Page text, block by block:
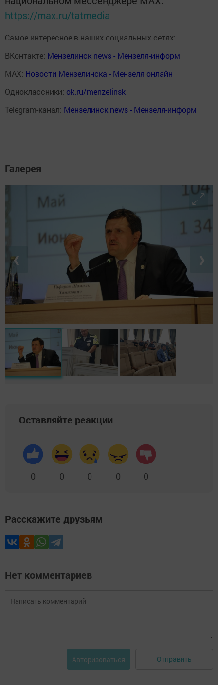
https://max.ru/tatmedia
Самое интересное в наших социальных сетях:
ВКонтакте: Мензелинск news - Мензеля-информ
MAX: Новости Мензелинска - Мензеля онлайн
Одноклассники: ok.ru/menzelinsk
Telegram-канал: Мензелинск news - Мензеля-информ
Галерея
❮ ❯
Оставляйте реакции
0 0 0 0 0
Расскажите друзьям
Нет комментариев
Авторизоваться Отправить